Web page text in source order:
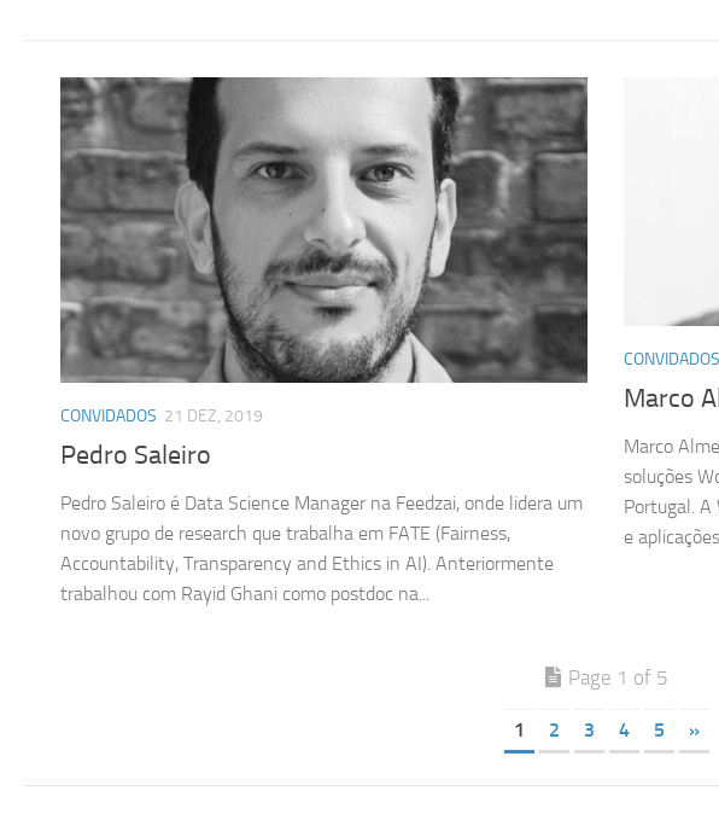
CONVIDADOS 21 DEZ, 2019
Pedro Saleiro
Pedro Saleiro é Data Science Manager na Feedzai, onde lidera um
novo grupo de research que trabalha em FATE (Fairness,
Accountability, Transparency and Ethics in AI). Anteriormente
trabalhou com Rayid Ghani como postdoc na...
CONVIDADOS
Marco
Marco
soluções
Portugal. A
e
Page 1 of 5
1 2 3 4 5 »